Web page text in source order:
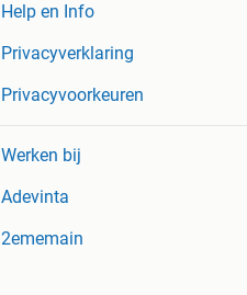
Help en Info
Privacyverklaring
Privacyvoorkeuren
Werken bij
Adevinta
2ememain